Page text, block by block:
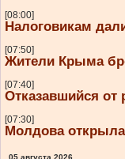
[08:00]
Налоговикам
[07:50]
Жители Крыма
[07:40]
Отказавшийся от
[07:30]
Молдова открыла
05 августа 2026